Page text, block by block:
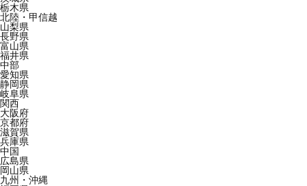
栃木県
北陸・甲信越
山梨県
長野県
富山県
福井県
中部
愛知県
静岡県
岐阜県
関西
大阪府
京都府
滋賀県
兵庫県
中国
広島県
岡山県
九州・沖縄